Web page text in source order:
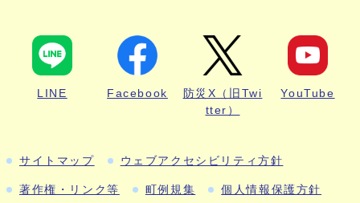
LINE Facebook
防災X（旧Twi
tter）
YouTube
サイトマップ ウェブアクセシビリティ方針
著作権・リンク等 町例規集 個人情報保護方針